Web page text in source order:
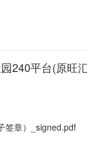
240平台(原旺
签章）_signed.pdf